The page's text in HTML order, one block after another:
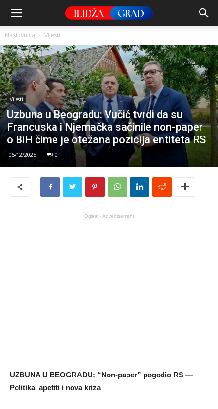
Naslovnica Vijesti
Vijesti
Uzbuna u Beogradu: Vučić tvrdi da su
Francuska i Njemačka sačinile non-paper
o BiH čime je otežana pozicija entiteta RS
05/12/2025 0
Oglasi - Advertisement
UZBUNA U BEOGRADU: “Non-paper” pogodio RS —
Politika, apetiti i nova kriza